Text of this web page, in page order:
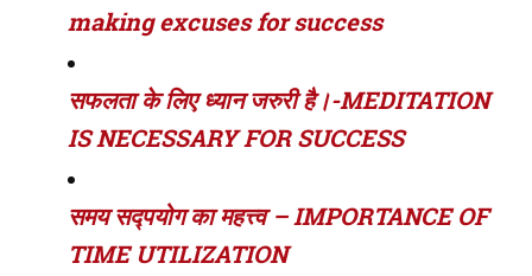
making excuses for success
सफलता के लिए ध्यान जरुरी है।-MEDITATION
IS NECESSARY FOR SUCCESS
समय सद्पयोग का महत्त्व – IMPORTANCE OF
TIME UTILIZATION